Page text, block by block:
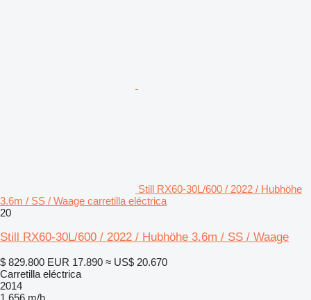
Still RX60-30L/600 / 2022 / Hubhöhe
3.6m / SS / Waage carretilla eléctrica
20
Still RX60-30L/600 / 2022 / Hubhöhe 3.6m / SS / Waage
$ 829.800 EUR 17.890 ≈ US$ 20.670
Carretilla eléctrica
2014
1.656 m/h